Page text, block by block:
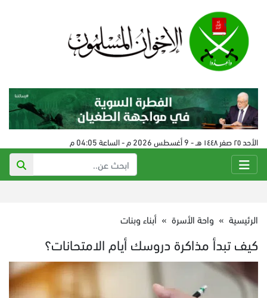
الأحد ٢٥ صفر ١٤٤٨ هـ - 9 أغسطس 2026 م - الساعة 04:05 م
الرئيسية » واحة الأسرة » أبناء وبنات
كيف تبدأ مذاكرة دروسك أيام الامتحانات؟